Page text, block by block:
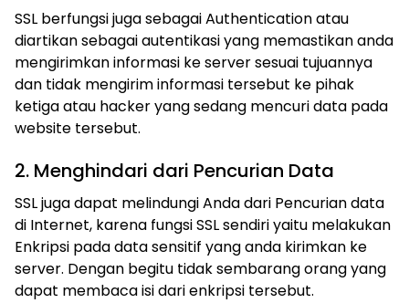
SSL berfungsi juga sebagai Authentication atau
diartikan sebagai autentikasi yang memastikan anda
mengirimkan informasi ke server sesuai tujuannya
dan tidak mengirim informasi tersebut ke pihak
ketiga atau hacker yang sedang mencuri data pada
website tersebut.
2. Menghindari dari Pencurian Data
SSL juga dapat melindungi Anda dari Pencurian data
di Internet, karena fungsi SSL sendiri yaitu melakukan
Enkripsi pada data sensitif yang anda kirimkan ke
server. Dengan begitu tidak sembarang orang yang
dapat membaca isi dari enkripsi tersebut.